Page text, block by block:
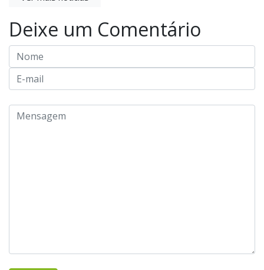
Deixe um Comentário